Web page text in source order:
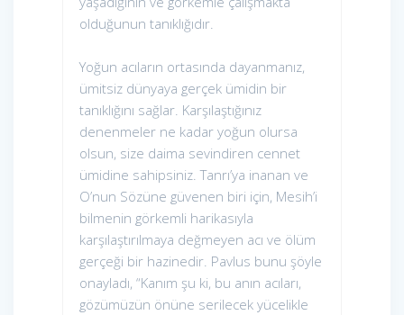
olduğunun tanıklığıdır.
Yoğun acıların ortasında dayanmanız,
ümitsiz dünyaya gerçek ümidin bir
tanıklığını sağlar. Karşılaştığınız
denenmeler ne kadar yoğun olursa
olsun, size daima sevindiren cennet
ümidine sahipsiniz. Tanrı’ya inanan ve
O’nun Sözüne güvenen biri için, Mesih’i
bilmenin görkemli harikasıyla
karşılaştırılmaya değmeyen acı ve ölüm
gerçeği bir hazinedir. Pavlus bunu şöyle
onayladı, “Kanım şu ki, bu anın acıları,
gözümüzün önüne serilecek yücelikle